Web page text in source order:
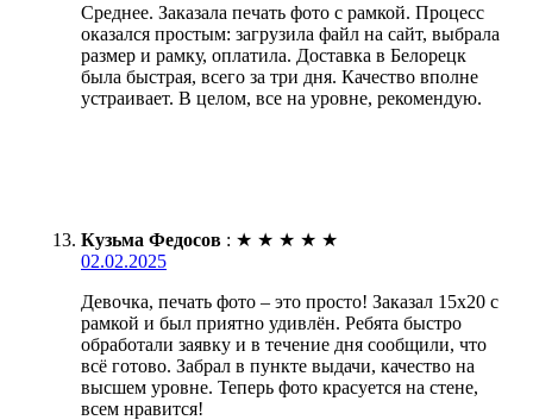
Среднее. Заказала печать фото с рамкой. Процесс
оказался простым: загрузила файл на сайт, выбрала
размер и рамку, оплатила. Доставка в Белорецк
была быстрая, всего за три дня. Качество вполне
устраивает. В целом, все на уровне, рекомендую.
Кузьма Федосов : ★ ★ ★ ★ ★
02.02.2025
Девочка, печать фото – это просто! Заказал 15х20 с
рамкой и был приятно удивлён. Ребята быстро
обработали заявку и в течение дня сообщили, что
всё готово. Забрал в пункте выдачи, качество на
высшем уровне. Теперь фото красуется на стене,
всем нравится!